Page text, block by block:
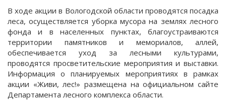
В ходе акции в Вологодской области проводятся посадка
леса, осуществляется уборка мусора на землях лесного
фонда и в населенных пунктах, благоустраиваются
территории памятников и мемориалов, аллей,
обеспечивается уход за лесными культурами,
проводятся просветительские мероприятия и выставки.
Информация о планируемых мероприятиях в рамках
акции «Живи, лес!» размещена на официальном сайте
Департамента лесного комплекса области.